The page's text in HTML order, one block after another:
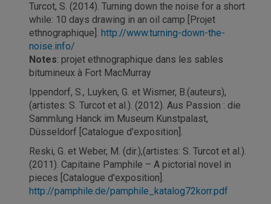
Turcot, S. (2014). Turning down the noise for a short
while: 10 days drawing in an oil camp [Projet
ethnographique]. http://www.turning-down-the-
noise.info/
Notes: projet ethnographique dans les sables
bitumineux à Fort MacMurray
Ippendorf, S., Luyken, G. et Wismer, B.(auteurs),
(artistes: S. Turcot et al.). (2012). Aus Passion : die
Sammlung Hanck im Museum Kunstpalast,
Düsseldorf [Catalogue d'exposition].
Reski, G. et Weber, M. (dir.),(artistes: S. Turcot et al.).
(2011). Capitaine Pamphile – A pictorial novel in
pieces [Catalogue d'exposition].
http://pamphile.de/pamphile_katalog72korr.pdf